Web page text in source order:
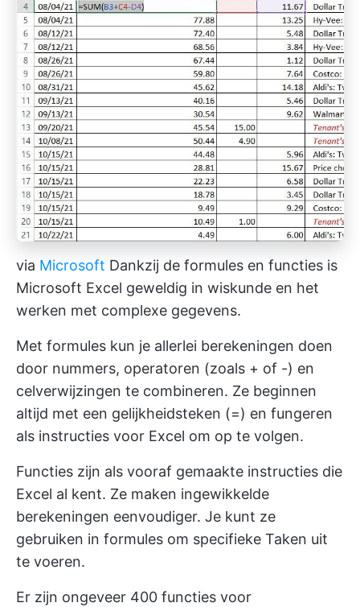
via Microsoft Dankzij de formules en functies is
Microsoft Excel geweldig in wiskunde en het
werken met complexe gegevens.
Met formules kun je allerlei berekeningen doen
door nummers, operatoren (zoals + of -) en
celverwijzingen te combineren. Ze beginnen
altijd met een gelijkheidsteken (=) en fungeren
als instructies voor Excel om op te volgen.
Functies zijn als vooraf gemaakte instructies die
Excel al kent. Ze maken ingewikkelde
berekeningen eenvoudiger. Je kunt ze
gebruiken in formules om specifieke Taken uit
te voeren.
Er zijn ongeveer 400 functies voor